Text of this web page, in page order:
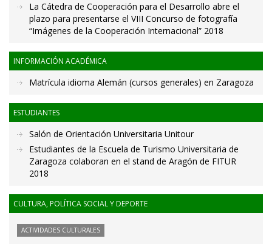
La Cátedra de Cooperación para el Desarrollo abre el
plazo para presentarse el VIII Concurso de fotografía
“Imágenes de la Cooperación Internacional” 2018
INFORMACIÓN ACADÉMICA
Matrícula idioma Alemán (cursos generales) en Zaragoza
ESTUDIANTES
Salón de Orientación Universitaria Unitour
Estudiantes de la Escuela de Turismo Universitaria de
Zaragoza colaboran en el stand de Aragón de FITUR
2018
CULTURA, POLÍTICA SOCIAL Y DEPORTE
ACTIVIDADES CULTURALES